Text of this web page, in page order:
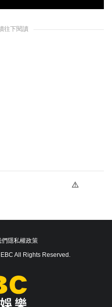
往下閱讀
們隱私權政策
All Rights Reserved.